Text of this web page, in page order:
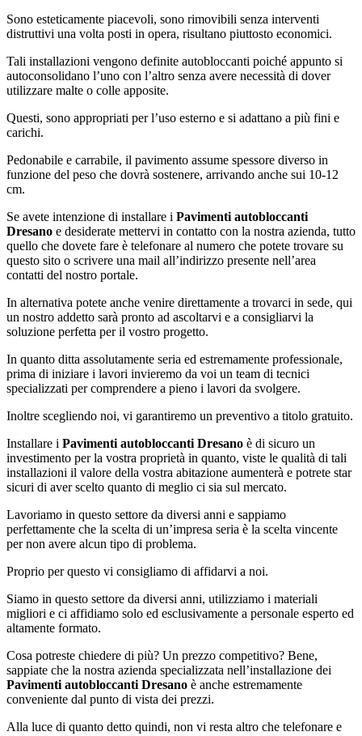
Sono esteticamente piacevoli, sono rimovibili senza interventi
distruttivi una volta posti in opera, risultano piuttosto economici.
Tali installazioni vengono definite autobloccanti poiché appunto si
autoconsolidano l’uno con l’altro senza avere necessità di dover
utilizzare malte o colle apposite.
Questi, sono appropriati per l’uso esterno e si adattano a più fini e
carichi.
Pedonabile e carrabile, il pavimento assume spessore diverso in
funzione del peso che dovrà sostenere, arrivando anche sui 10-12
cm.
Se avete intenzione di installare i Pavimenti autobloccanti
Dresano e desiderate mettervi in contatto con la nostra azienda, tutto
quello che dovete fare è telefonare al numero che potete trovare su
questo sito o scrivere una mail all’indirizzo presente nell’area
contatti del nostro portale.
In alternativa potete anche venire direttamente a trovarci in sede, qui
un nostro addetto sarà pronto ad ascoltarvi e a consigliarvi la
soluzione perfetta per il vostro progetto.
In quanto ditta assolutamente seria ed estremamente professionale,
prima di iniziare i lavori invieremo da voi un team di tecnici
specializzati per comprendere a pieno i lavori da svolgere.
Inoltre scegliendo noi, vi garantiremo un preventivo a titolo gratuito.
Installare i Pavimenti autobloccanti Dresano è di sicuro un
investimento per la vostra proprietà in quanto, viste le qualità di tali
installazioni il valore della vostra abitazione aumenterà e potrete star
sicuri di aver scelto quanto di meglio ci sia sul mercato.
Lavoriamo in questo settore da diversi anni e sappiamo
perfettamente che la scelta di un’impresa seria è la scelta vincente
per non avere alcun tipo di problema.
Proprio per questo vi consigliamo di affidarvi a noi.
Siamo in questo settore da diversi anni, utilizziamo i materiali
migliori e ci affidiamo solo ed esclusivamente a personale esperto ed
altamente formato.
Cosa potreste chiedere di più? Un prezzo competitivo? Bene,
sappiate che la nostra azienda specializzata nell’installazione dei
Pavimenti autobloccanti Dresano è anche estremamente
conveniente dal punto di vista dei prezzi.
Alla luce di quanto detto quindi, non vi resta altro che telefonare e